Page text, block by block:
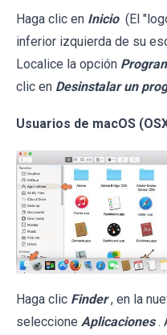
Haga clic en Inicio (El
inferior izquierda de su
Localice la opción
clic en Desinstalar un
Usuarios de macOS
Haga clic Finder , en la
seleccione Aplicaciones .